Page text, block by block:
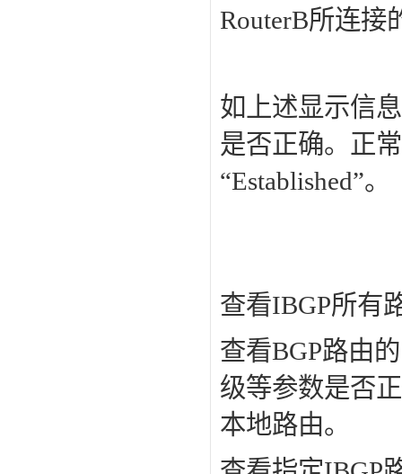
RouterB所连接
如上述显示信
是否正确。正
“Established”。
查看IBGP所有
查看BGP路由
级等参数是否
本地路由。